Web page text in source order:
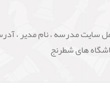
سایت مدرسه ، نام مدیر ،
های شطرنج